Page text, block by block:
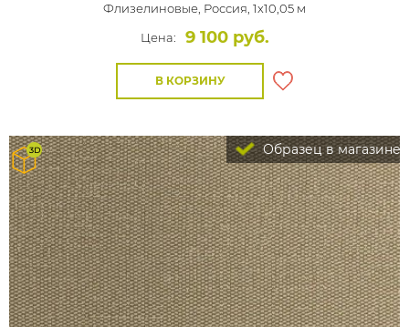
Флизелиновые, Россия, 1x10,05 м
Цена:
9 100 руб.
В КОРЗИНУ
Образец в магазине